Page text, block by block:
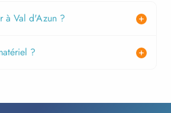
à Val d'Azun ?
?